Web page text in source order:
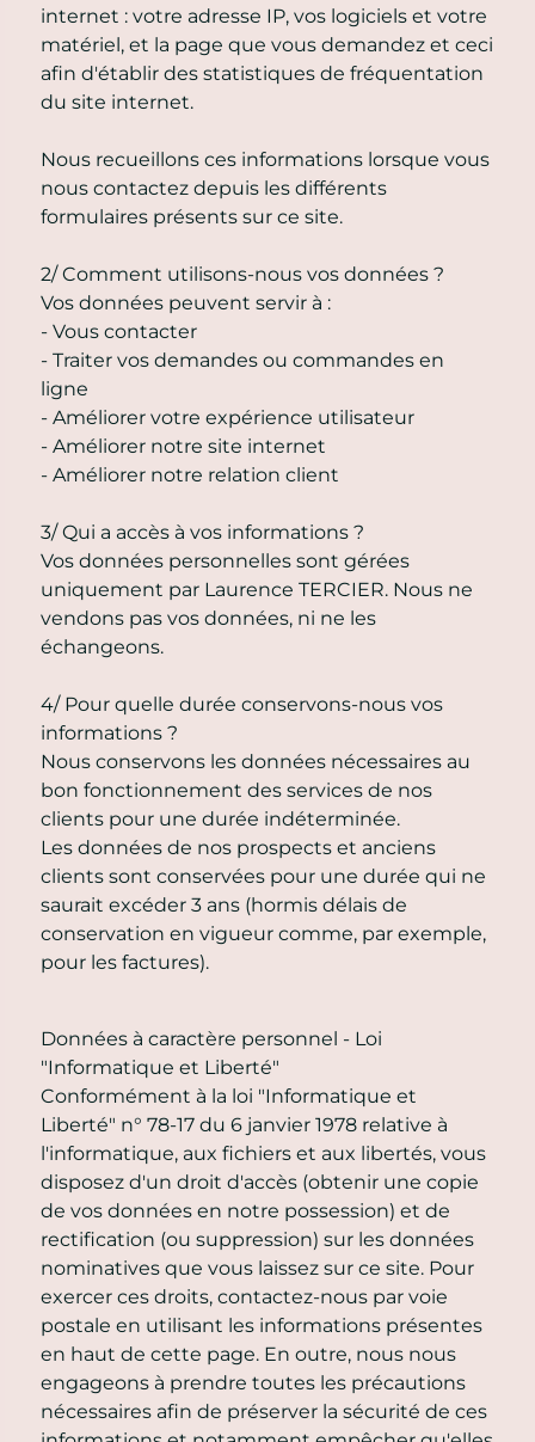
internet : votre adresse IP, vos logiciels et votre
matériel, et la page que vous demandez et ceci
afin d'établir des statistiques de fréquentation
du site internet.
Nous recueillons ces informations lorsque vous
nous contactez depuis les différents
formulaires présents sur ce site.
2/ Comment utilisons-nous vos données ?
Vos données peuvent servir à :
- Vous contacter
- Traiter vos demandes ou commandes en
ligne
- Améliorer votre expérience utilisateur
- Améliorer notre site internet
- Améliorer notre relation client
3/ Qui a accès à vos informations ?
Vos données personnelles sont gérées
uniquement par Laurence TERCIER. Nous ne
vendons pas vos données, ni ne les
échangeons.
4/ Pour quelle durée conservons-nous vos
informations ?
Nous conservons les données nécessaires au
bon fonctionnement des services de nos
clients pour une durée indéterminée.
Les données de nos prospects et anciens
clients sont conservées pour une durée qui ne
saurait excéder 3 ans (hormis délais de
conservation en vigueur comme, par exemple,
pour les factures).
Données à caractère personnel - Loi
"Informatique et Liberté"
Conformément à la loi "Informatique et
Liberté" n° 78-17 du 6 janvier 1978 relative à
l'informatique, aux fichiers et aux libertés, vous
disposez d'un droit d'accès (obtenir une copie
de vos données en notre possession) et de
rectification (ou suppression) sur les données
nominatives que vous laissez sur ce site. Pour
exercer ces droits, contactez-nous par voie
postale en utilisant les informations présentes
en haut de cette page. En outre, nous nous
engageons à prendre toutes les précautions
nécessaires afin de préserver la sécurité de ces